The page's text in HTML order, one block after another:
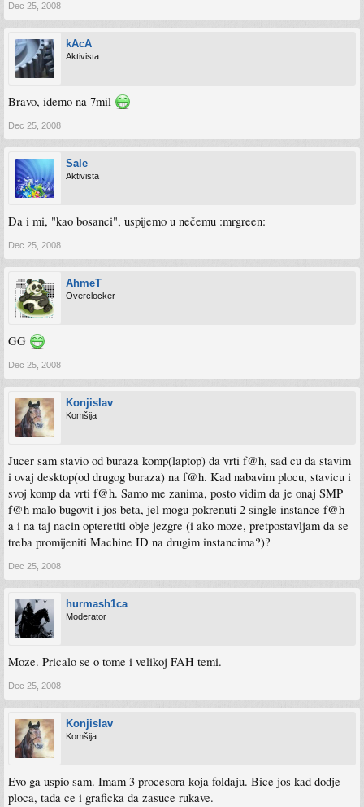
Dec 25, 2008
kAcA
Aktivista
Bravo, idemo na 7mil
Dec 25, 2008
Sale
Aktivista
Da i mi, "kao bosanci", uspijemo u nečemu :mrgreen:
Dec 25, 2008
AhmeT
Overclocker
GG
Dec 25, 2008
Konjislav
Komšija
Jucer sam stavio od buraza komp(laptop) da vrti f@h, sad cu da stavim
i ovaj desktop(od drugog buraza) na f@h. Kad nabavim plocu, stavicu i
svoj komp da vrti f@h. Samo me zanima, posto vidim da je onaj SMP
f@h malo bugovit i jos beta, jel mogu pokrenuti 2 single instance f@h-
a i na taj nacin opteretiti obje jezgre (i ako moze, pretpostavljam da se
treba promijeniti Machine ID na drugim instancima?)?
Dec 25, 2008
hurmash1ca
Moderator
Moze. Pricalo se o tome i velikoj FAH temi.
Dec 25, 2008
Konjislav
Komšija
Evo ga uspio sam. Imam 3 procesora koja foldaju. Bice jos kad dodje
ploca, tada ce i graficka da zasuce rukave.